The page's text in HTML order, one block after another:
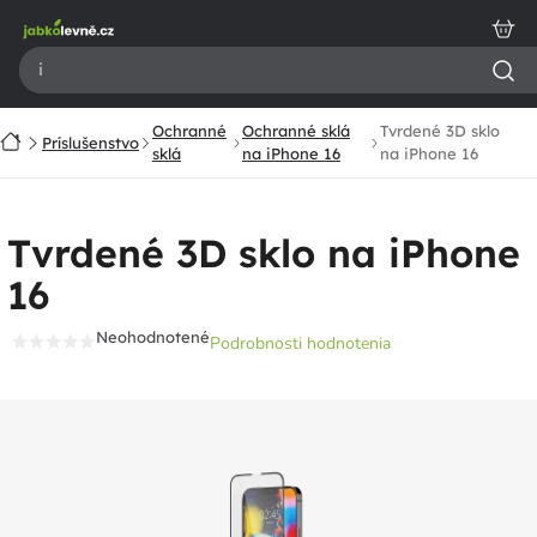
obsah
DomovPríslušenstvo
Ochranné
sklá
Ochranné sklá
na iPhone 16
Tvrdené 3D sklo
na iPhone 16
Tvrdené 3D sklo na iPhone
16
NeohodnotenéPodrobnosti hodnotenia